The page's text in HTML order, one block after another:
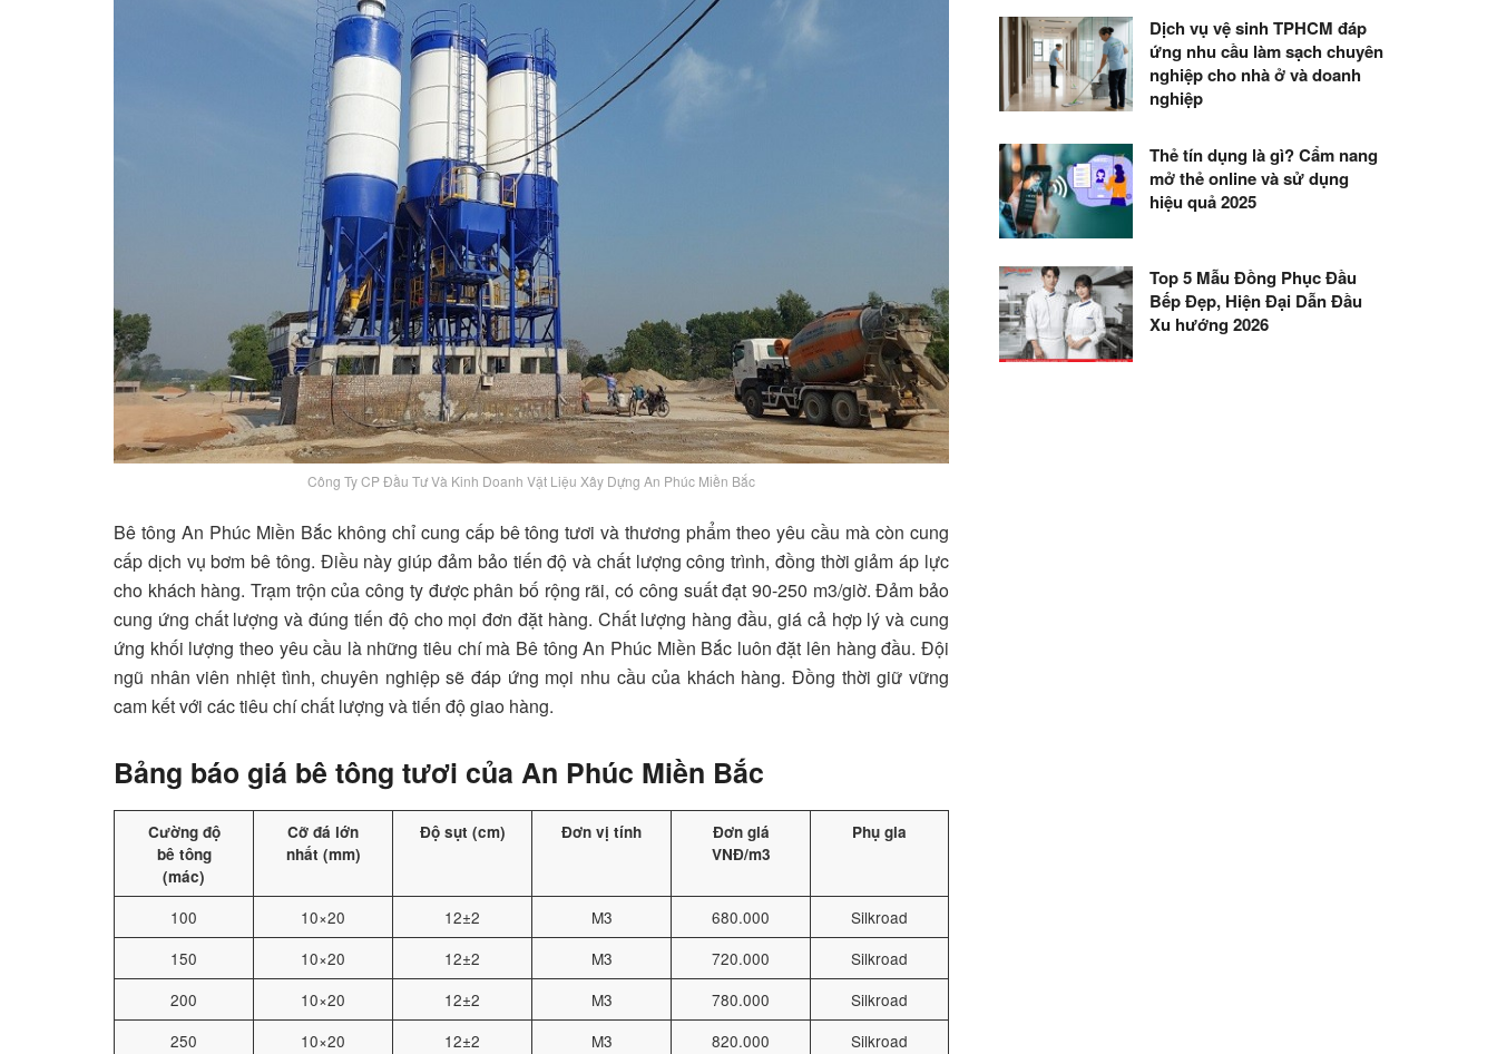
Công Ty CP Đầu Tư Và Kinh Doanh Vật Liệu Xây Dựng An Phúc Miền Bắc
Bê tông An Phúc Miền Bắc không chỉ cung cấp bê tông tươi và thương phẩm theo yêu cầu mà còn cung
cấp dịch vụ bơm bê tông. Điều này giúp đảm bảo tiến độ và chất lượng công trình, đồng thời giảm áp lực
cho khách hàng. Trạm trộn của công ty được phân bố rộng rãi, có công suất đạt 90-250 m3/giờ. Đảm bảo
cung ứng chất lượng và đúng tiến độ cho mọi đơn đặt hàng. Chất lượng hàng đầu, giá cả hợp lý và cung
ứng khối lượng theo yêu cầu là những tiêu chí mà Bê tông An Phúc Miền Bắc luôn đặt lên hàng đầu. Đội
ngũ nhân viên nhiệt tình, chuyên nghiệp sẽ đáp ứng mọi nhu cầu của khách hàng. Đồng thời giữ vững
cam kết với các tiêu chí chất lượng và tiến độ giao hàng.
Bảng báo giá bê tông tươi của An Phúc Miền Bắc
Cường độ
bê tông
(mác)
Cỡ đá lớn
nhất (mm)
Độ sụt (cm) Đơn vị tính
Đơn giá
VNĐ/m3
Phụ gia
100 10×20 12±2 M3 680.000
Silkroad
150
10×20 12±2 M3 720.000
Silkroad
200
10×20 12±2 M3 780.000
Silkroad
250
10×20 12±2 M3 820.000
Silkroad
Dịch vụ vệ sinh TPHCM đáp
ứng nhu cầu làm sạch chuyên
nghiệp cho nhà ở và doanh
nghiệp
Thẻ tín dụng là gì? Cẩm nang
mở thẻ online và sử dụng
hiệu quả 2025
Top 5 Mẫu Đồng Phục Đầu
Bếp Đẹp, Hiện Đại Dẫn Đầu
Xu hướng 2026